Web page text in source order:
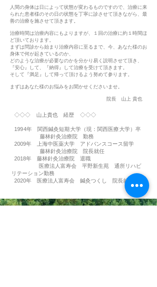
人間の身体は日によって状態が変わるものですので、治療に来
られた患者様のその日の状態を丁寧に診させて頂きながら、最
善の治療を施させて頂きます。
治療時間は治療内容にもよりますが、１回の治療に約１時間ほ
ど頂いております。
まずは問診から始まり治療内容に至るまで、今、あなた様のお
身体で何が起きているのか、
どのような治療が必要なのかを分かり易く説明させて頂き、
『安心』して、『納得』して治療を受けて頂きます。
そして『満足』して帰って頂けるよう努めて参ります。
まずはあなた様のお悩みをお聞かせくださいませ。
院長 山上 貴也 ​​
◇◇◇ 山上貴也 経歴 ◇◇◇
1994年 関西鍼灸短期大学（現：関西医療大学）卒
藤林針灸治療院 勤務
2009年 上海中医薬大学 アドバンスコース留学
藤林針灸治療院 院長就任
2018年 藤林針灸治療院 退職
医療法人富寿会 平野新生苑 通所リハビ
リテーション勤務
2020年 医療法人富寿会 鍼灸つくし 院長就任